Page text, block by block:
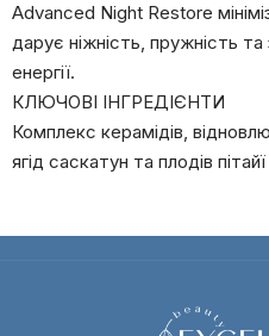
Advanced Night Restorе
дарує ніжність, пружність
енергії.
КЛЮЧОВІ ІНГРЕДІЄНТИ
Комплекс керамідів,
ягід саскатун та плодів пітайї